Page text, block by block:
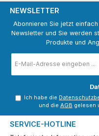
NEWSLETTER
Abonnieren Sie jetzt
Newsletter und Sie werden
Produkte und
Mail-
Ich habe die
und die AGB gelesen
SERVICE-HOTLINE